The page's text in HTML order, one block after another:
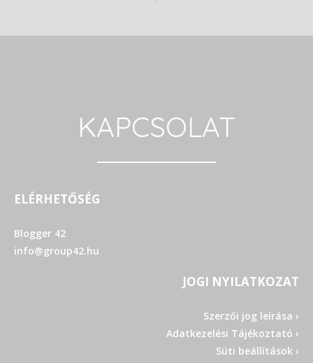
KAPCSOLAT
ELÉRHETŐSÉG
Blogger 42
info@group42.hu
JOGI NYILATKOZAT
Szerzői jog leírása ›
Adatkezelési Tájékoztató ›
Süti beállítások ›